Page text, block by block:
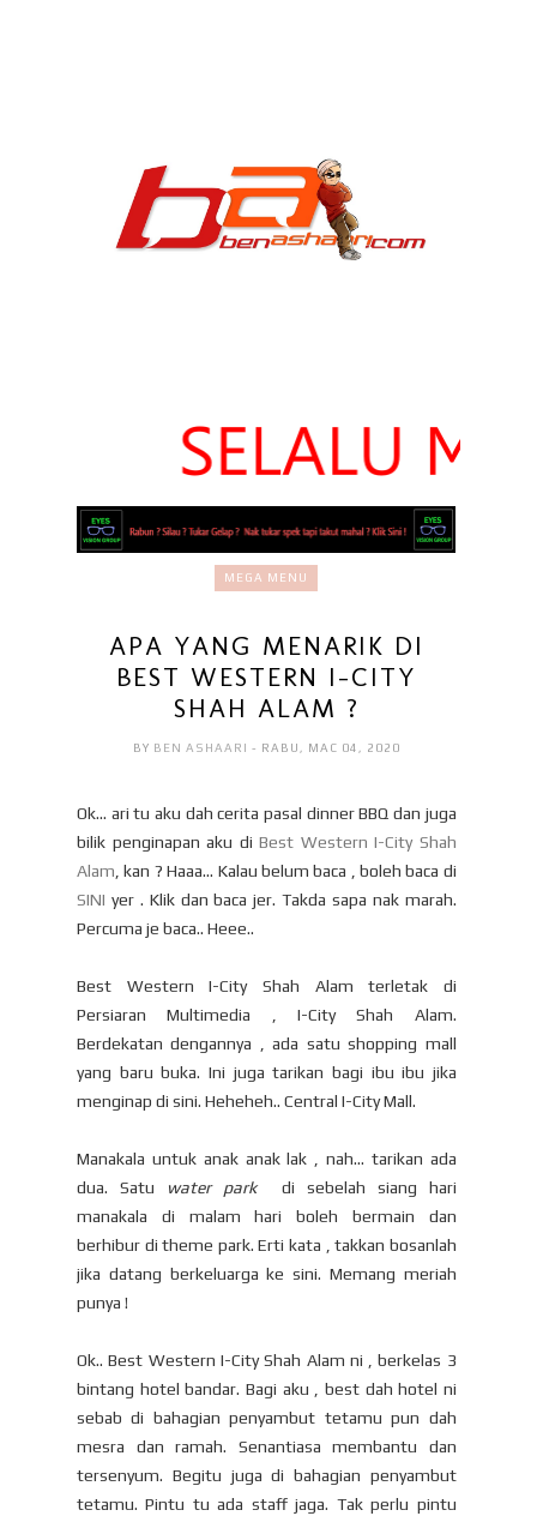
MEGA MENU
APA YANG MENARIK DI
BEST WESTERN I-CITY
SHAH ALAM ?
BY BEN ASHAARI - RABU, MAC 04, 2020
Ok... ari tu aku dah cerita pasal dinner BBQ dan juga
bilik penginapan aku diBest Western I-City Shah
Alam , kan ? Haaa... Kalau belum baca , boleh baca di
SINI yer . Klik dan baca jer. Takda sapa nak marah.
Percuma je baca.. Heee..
Best Western I-City Shah Alam terletak di
Persiaran Multimedia , I-City Shah Alam.
Berdekatan dengannya , ada satu shopping mall
yang baru buka. Ini juga tarikan bagi ibu ibu jika
menginap di sini. Heheheh.. Central I-City Mall.
Manakala untuk anak anak lak , nah... tarikan ada
dua. Satu
water parkdi sebelah siang hari
manakala di malam hari boleh bermain dan
berhibur di theme park. Erti kata , takkan bosanlah
jika datang berkeluarga ke sini. Memang meriah
punya !
Ok.. Best Western I-City Shah Alam ni , berkelas 3
bintang hotel bandar. Bagi aku , best dah hotel ni
sebab di bahagian penyambut tetamu pun dah
mesra dan ramah. Senantiasa membantu dan
tersenyum. Begitu juga di bahagian penyambut
tetamu. Pintu tu ada staff jaga. Tak perlu pintu